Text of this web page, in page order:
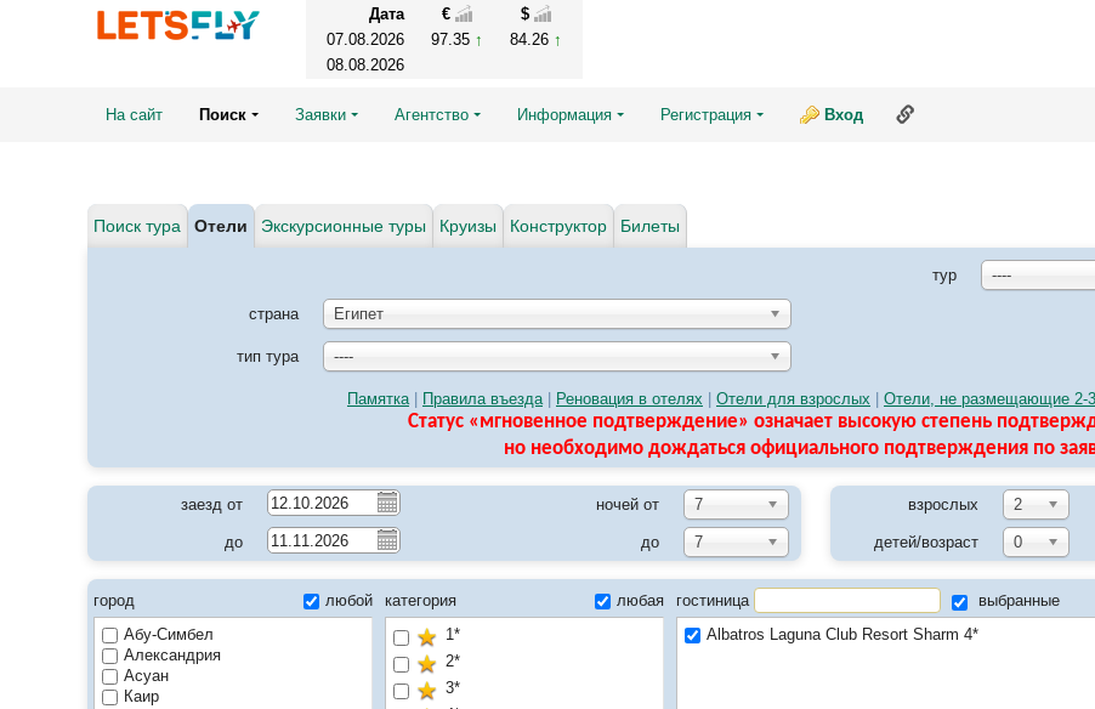
Дата €
$
07.08.2026
97.35
84.26
08.08.2026
На сайт Поиск Заявки Агентство Информация Регистрация Вход
Поиск тура Отели Экскурсионные туры Круизы Конструктор Билеты
страна Египет
тип тура ----
тур ----
Памятка| Правила въезда| Реновация в отелях Отели для взрослых Отели, не размещающие 2-
Статус «мгновенное подтверждение» означает высокую степень
но необходимо дождаться официального подтверждения по
заезд от ночей от 7
до до 7
взрослых 2
детей/возраст 0
город
любой
Абу-Симбел
Александрия
Асуан
Каир
категория
любая
1*
2*
3*
гостиница выбранные
Albatros Laguna Club Resort Sharm 4*